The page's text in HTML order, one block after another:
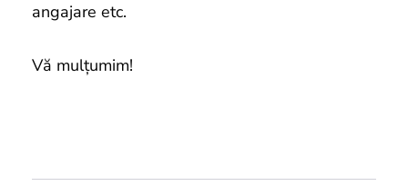
angajare etc.
Vă mulțumim!